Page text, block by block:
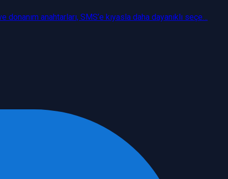
anahtarları, SMS’e kıyasla daha dayanıklı seçe…